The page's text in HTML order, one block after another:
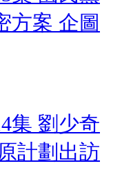
方案 企圖
集 劉少奇
計劃出訪